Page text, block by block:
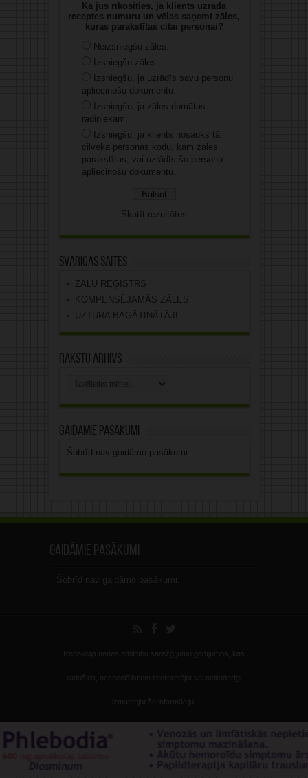
Kā jūs rīkosities, ja klients uzrāda
receptes numuru un vēlas saņemt zāles,
kuras parakstītas citai personai?
Neizsniegšu zāles.
Izsniegšu zāles.
Izsniegšu, ja uzrādīs savu personu
apliecinošu dokumentu.
Izsniegšu, ja zāles domātas
radiniekam.
Izsniegšu, ja klients nosauks tā
cilvēka personas kodu, kam zāles
parakstītas, vai uzrādīs šo personu
apliecinošu dokumentu.
Skatīt rezultātus
Svarīgas saites
ZĀĻU REĢISTRS
KOMPENSĒJAMĀS ZĀLES
UZTURA BAGĀTINĀTĀJI
Rakstu arhīvs
Gaidāmie pasākumi
Šobrīd nav gaidāmo pasākumi.
Gaidāmie pasākumi
Šobrīd nav gaidāmo pasākumi.
Redakcija nenes atbildību sarežģījumu gadījumos, kas